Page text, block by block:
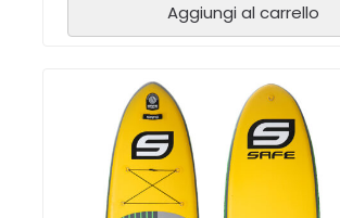
Aggiungi al carrello